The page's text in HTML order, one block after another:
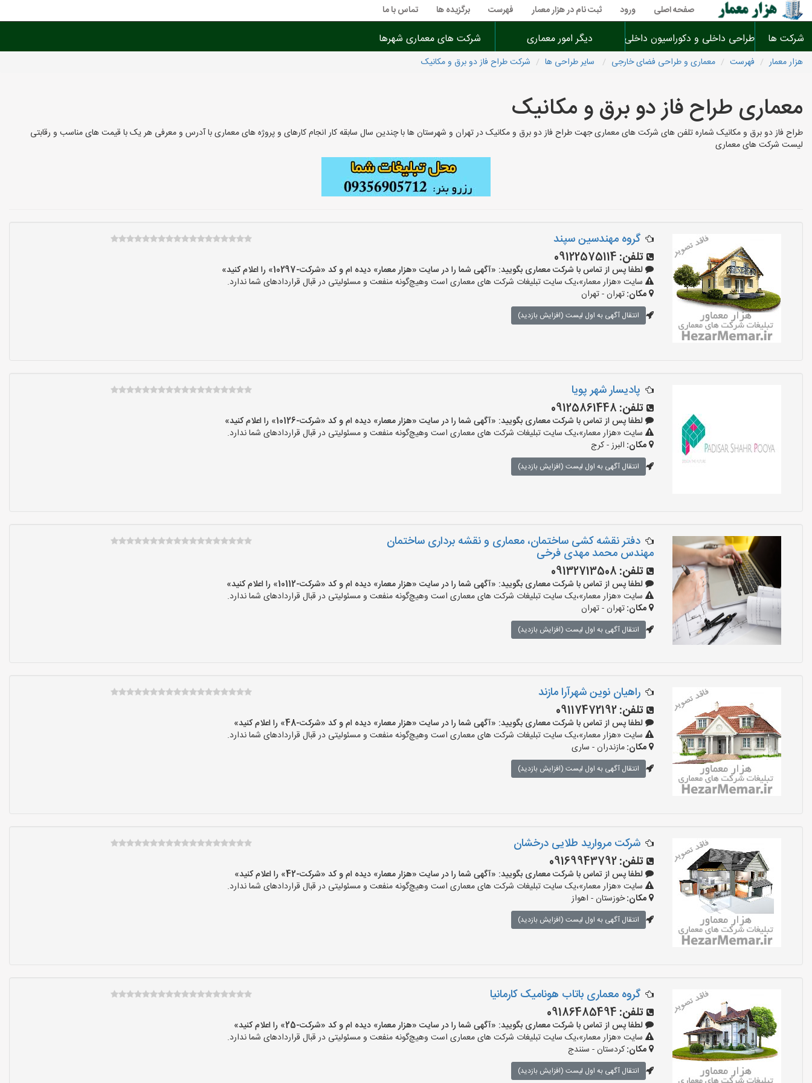
صفحه اصلی ورود ثبت نام در هزار معمار فهرست برگزیده ها تماس با ما
شرکت ها طراحی داخلی و دکوراسیون داخلی دیگر امور معماری شرکت های معماری شهرها
هزار معمار فهرست معماری و طراحی فضای خارجی سایر طراحی ها شرکت طراح فاز دو برق و مکانیک
معماری طراح فاز دو برق و مکانیک
طراح فاز دو برق و مکانیک شماره تلفن های شرکت های معماری جهت طراح فاز دو برق و مکانیک در تهران و شهرستان ها با چندین سال سابقه کار انجام کارهای و پروژه های معماری با آدرس و معرفی هر یک با قیمت های مناسب و رقابتی
لیست شرکت های معماری
گروه مهندسین سپند
تلفن: 09122575114
لطفا پس از تماس با شرکت معماری بگویید: «آگهی شما را در سایت «هزار معمار» دیده ام و کد «شرکت-10297» را اعلام کنید»
سایت «هزار معمار»،یک سایت تبلیغات شرکت های معماری است وهیچ‌گونه منفعت و مسئولیتی در قبال قراردادهای شما ندارد.
مکان:تهران - تهران
انتقال آگهی به اول لیست (افزایش بازدید)
پادیسار شهر پویا
تلفن: 09125861448
لطفا پس از تماس با شرکت معماری بگویید: «آگهی شما را در سایت «هزار معمار» دیده ام و کد «شرکت-10126» را اعلام کنید»
سایت «هزار معمار»،یک سایت تبلیغات شرکت های معماری است وهیچ‌گونه منفعت و مسئولیتی در قبال قراردادهای شما ندارد.
مکان: البرز - کرج
انتقال آگهی به اول لیست (افزایش بازدید)
دفتر نقشه کشی ساختمان، معماری و نقشه برداری ساختمان
مهندس محمد مهدی فرخی
تلفن: 09132713508
لطفا پس از تماس با شرکت معماری بگویید: «آگهی شما را در سایت «هزار معمار» دیده ام و کد «شرکت-10112» را اعلام کنید»
سایت «هزار معمار»،یک سایت تبلیغات شرکت های معماری است وهیچ‌گونه منفعت و مسئولیتی در قبال قراردادهای شما ندارد.
مکان:تهران - تهران
انتقال آگهی به اول لیست (افزایش بازدید)
راهیان نوین شهرآرا مازند
تلفن:09117472192
لطفا پس از تماس با شرکت معماری بگویید: «آگهی شما را در سایت «هزار معمار» دیده ام و کد «شرکت-48» را اعلام کنید»
سایت «هزار معمار»،یک سایت تبلیغات شرکت های معماری است وهیچ‌گونه منفعت و مسئولیتی در قبال قراردادهای شما ندارد.
مکان:مازندران - ساری
انتقال آگهی به اول لیست (افزایش بازدید)
شرکت مروارید طلایی درخشان
تلفن:09169943792
لطفا پس از تماس با شرکت معماری بگویید: «آگهی شما را در سایت «هزار معمار» دیده ام و کد «شرکت-42» را اعلام کنید»
سایت «هزار معمار»،یک سایت تبلیغات شرکت های معماری است وهیچ‌گونه منفعت و مسئولیتی در قبال قراردادهای شما ندارد.
مکان:خوزستان - اهواز
انتقال آگهی به اول لیست (افزایش بازدید)
گروه معماری باتاب هونامیک کارمانیا
تلفن: 09186485494
لطفا پس از تماس با شرکت معماری بگویید: «آگهی شما را در سایت «هزار معمار» دیده ام و کد «شرکت-25» را اعلام کنید»
سایت «هزار معمار»،یک سایت تبلیغات شرکت های معماری است وهیچ‌گونه منفعت و مسئولیتی در قبال قراردادهای شما ندارد.
مکان:کردستان - سنندج
انتقال آگهی به اول لیست (افزایش بازدید)